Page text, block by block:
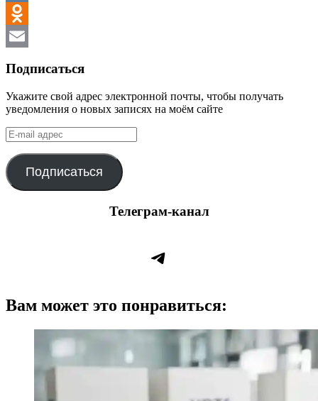
VK
Odnoklassniki
Подписаться
Укажите свой адрес электронной почты, чтобы получать
уведомления о новых записях на моём сайте
E-
mail
адрес
Подписаться
Телеграм-канал
Telegram
Вам может это понравиться: